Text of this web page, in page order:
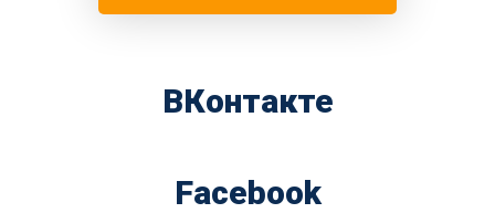
ВКонтакте
Facebook